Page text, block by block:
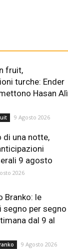
fruit,
turche: Ender
Hasan Alì
9 Agosto 2026
di una notte,
9 agosto
2026
Branko: le
segno per segno
dal 9 al
9 Agosto 2026